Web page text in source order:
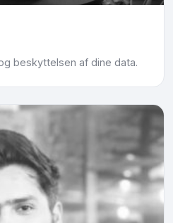
beskyttelsen af dine data.